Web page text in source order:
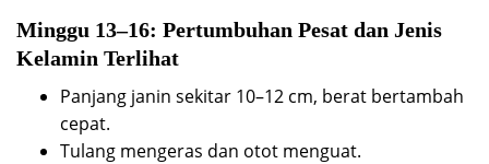
Minggu 13–16: Pertumbuhan Pesat dan Jenis
Kelamin Terlihat
Panjang janin sekitar 10–12 cm, berat bertambah
cepat.
Tulang mengeras dan otot menguat.